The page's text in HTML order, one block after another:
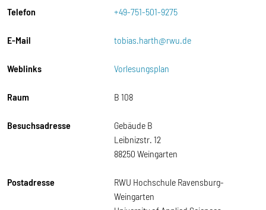
Telefon +49-751-501-9275
E-Mail tobias.harth@rwu.de
Weblinks Vorlesungsplan
Raum B 108
Besuchsadresse
Gebäude B
Leibnizstr. 12
88250 Weingarten
Postadresse
RWU Hochschule Ravensburg-
Weingarten